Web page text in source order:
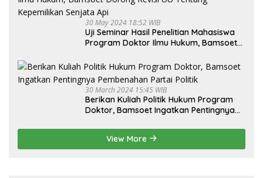
30 May 2024 18:52 WIB
Uji Seminar Hasil Penelitian Mahasiswa
Program Doktor Ilmu Hukum, Bamsoet
Senjata Api
30 March 2024 15:45 WIB
Berikan Kuliah Politik Hukum Program
Doktor, Bamsoet Ingatkan Pentingnya
View More